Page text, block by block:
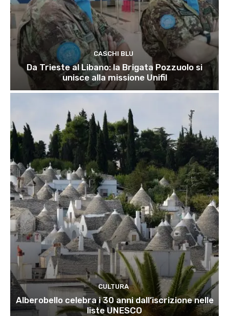
CASCHI BLU
Da Trieste al Libano: la Brigata Pozzuolo si
unisce alla missione Unifil
CULTURA
Alberobello celebra i 30 anni dall’iscrizione nelle
liste UNESCO